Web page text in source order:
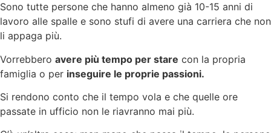
Sono tutte persone che hanno almeno già 10-15 anni di
lavoro alle spalle e sono stufi di avere una carriera che non
li appaga più.
Vorrebbero avere più tempo per stare con la propria
famiglia o per inseguire le proprie passioni.
Si rendono conto che il tempo vola e che quelle ore
passate in ufficio non le riavranno mai più.